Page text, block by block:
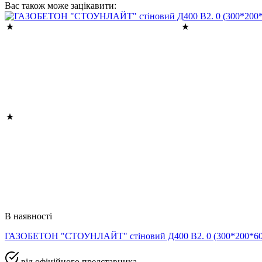
Вас також може зацікавити:
В наявності
ГАЗОБЕТОН "СТОУНЛАЙТ" стіновий Д400 В2. 0